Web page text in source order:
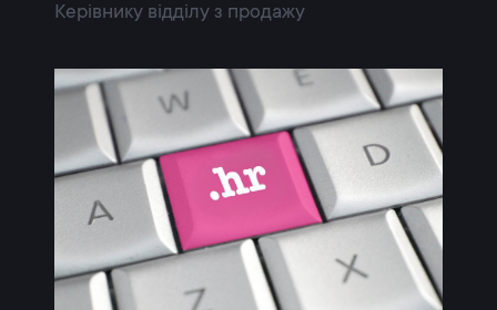
Керівнику відділу з продажу